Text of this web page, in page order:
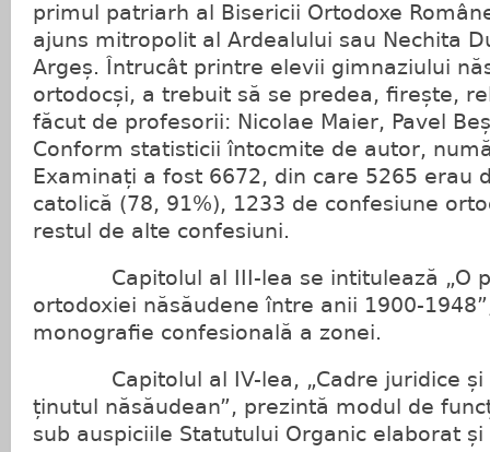
primul patriarh al Bisericii Ortodoxe
ajuns mitropolit al Ardealului sau Nechita
Argeș. Întrucât printre elevii gimnaziului
ortodocși, a trebuit să se predea, firește,
făcut de profesorii: Nicolae Maier, Pavel
Conform statisticii întocmite de autor,
Examinați a fost 6672, din care 5265 erau
catolică (78, 91%), 1233 de confesiune
restul de alte confesiuni.
Capitolul al III-lea se intitulează „O
ortodoxiei năsăudene între anii 1900-
monografie confesională a zonei.
Capitolul al IV-lea, „Cadre juridice și
ținutul năsăudean”, prezintă modul de
sub auspiciile Statutului Organic elaborat